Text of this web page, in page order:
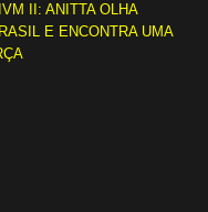
II: ANITTA OLHA
E ENCONTRA UMA